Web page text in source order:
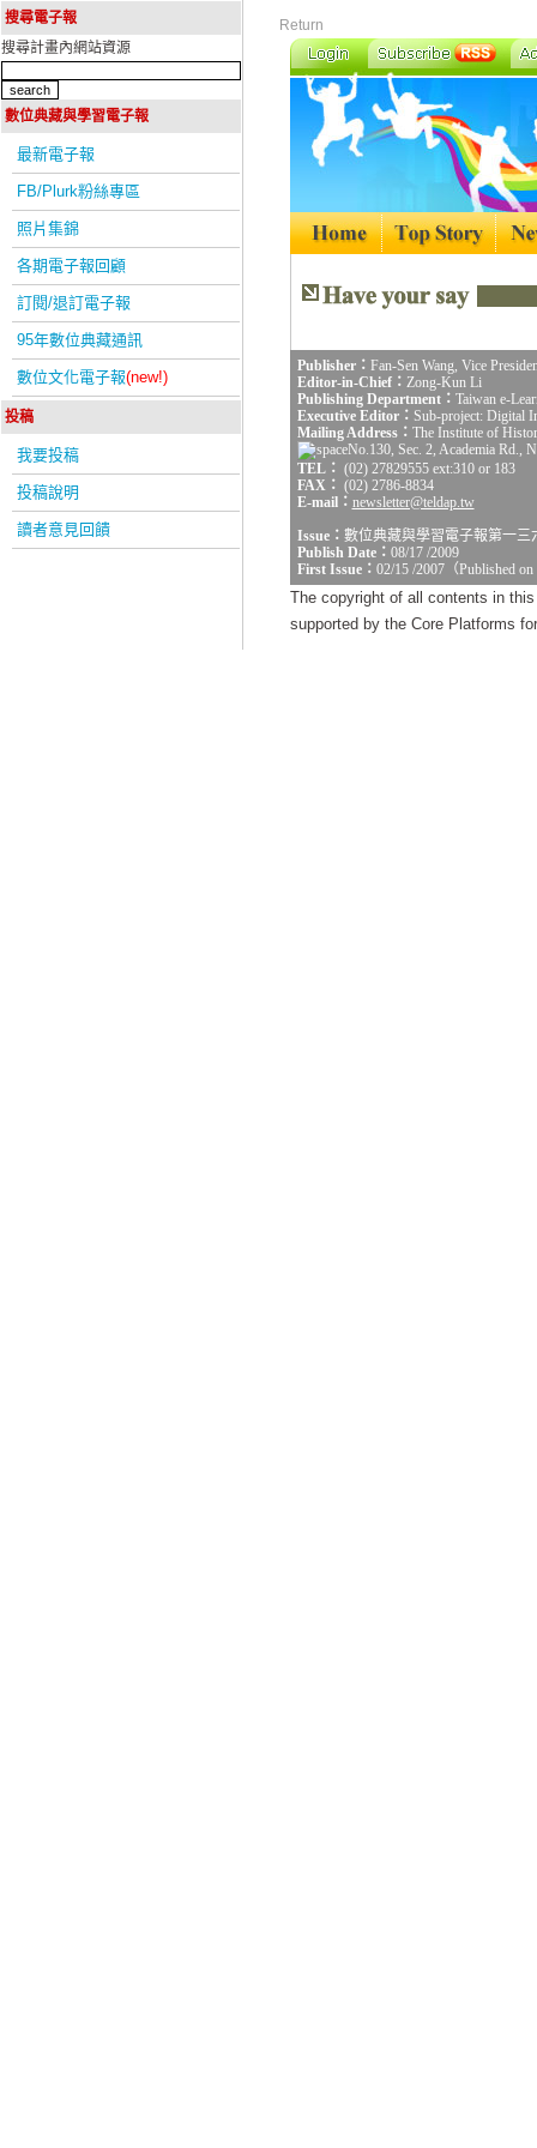
搜尋電子報
搜尋計畫內網站資源
數位典藏與學習電子報
最新電子報
FB/Plurk粉絲專區
照片集錦
各期電子報回顧
訂閱/退訂電子報
95年數位典藏通訊
數位文化電子報(new!)
投稿
我要投稿
投稿說明
讀者意見回饋
Return
Publisher： Fan-Sen Wang, Vice
Editor-in-Chief： Zong-Kun Li
Publishing Department： Taiwan e-
Executive Editor： Sub-project: Digital
Mailing Address： The Institute of
No.130, Sec. 2, Academia Rd.,
TEL： (02) 27829555 ext:310 or 183
FAX： (02) 2786-8834
E-mail： newsletter@teldap.tw
Issue： 數位典藏與學習電子報第一三
Publish Date： 08/17 /2009
First Issue： 02/15 /2007（Published
The copyright of all contents in
supported by the Core Platforms